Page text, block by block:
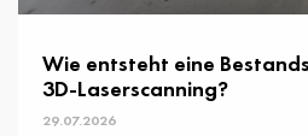
Wie entsteht eine
3D-Laserscanning?
29.07.2026